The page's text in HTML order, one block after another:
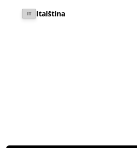
IT Italština